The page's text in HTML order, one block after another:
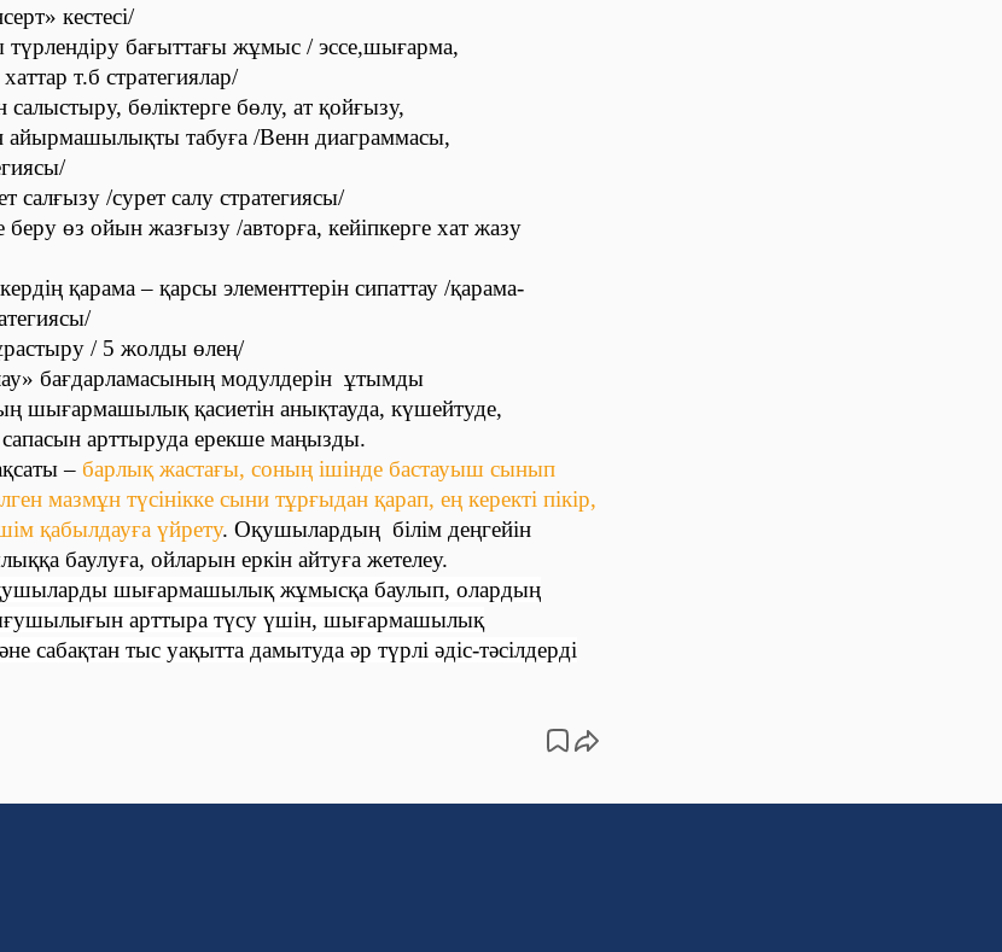
кестесі/
түрлендіру бағыттағы жұмыс / эссе,шығарма,
т.б стратегиялар/
салыстыру, бөліктерге бөлу, ат қойғызу,
айырмашылықты табуға /Венн диаграммасы,
салғызу /сурет салу стратегиясы/
беру өз ойын жазғызу /авторға, кейіпкерге хат жазу
қарама – қарсы элементтерін сипаттау /қарама-
/ 5 жолды өлең/
бағдарламасының модулдерін ұтымды
шығармашылық қасиетін анықтауда, күшейтуде,
сапасын арттыруда ерекше маңызды.
– барлық жастағы, соның ішінде бастауыш сынып
мазмұн түсінікке сыни тұрғыдан қарап, ең керекті пікір,
қабылдауға үйрету. Оқушылардың білім деңгейін
баулуға, ойларын еркін айтуға жетелеу.
шығармашылық жұмысқа баулып, олардың
арттыра түсу үшін, шығармашылық
сабақтан тыс уақытта дамытуда әр түрлі әдіс-тәсілдерді